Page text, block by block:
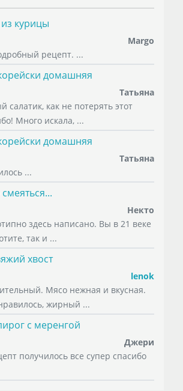
курицы
Margo
рецепт. ...
домашняя
Татьяна
салатик, как не потерять этот
Много искала, ...
домашняя
Татьяна
...
Некто
здесь написано. Вы в 21 веке
так и ...
хвост
lenok
Мясо нежная и вкусная.
жирный ...
с меренгой
Джери
получилось все супер спасибо